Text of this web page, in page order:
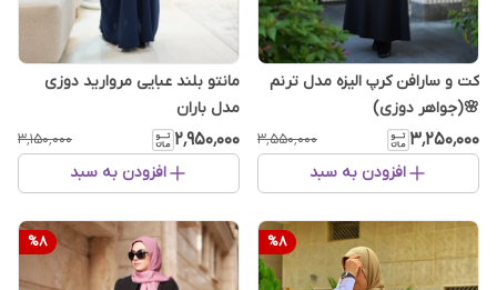
کت و سارافن کرپ الیزه مدل ترنم
🌸(جواهر دوزی)
۳٬۲۵۰٬۰۰۰ ۳٬۵۵۰٬۰۰۰
افزودن به سبد
مانتو بلند عبایی مروارید دوزی
مدل باران
۲٬۹۵۰٬۰۰۰ ۳٬۱۵۰٬۰۰۰
افزودن به سبد
%8
%8